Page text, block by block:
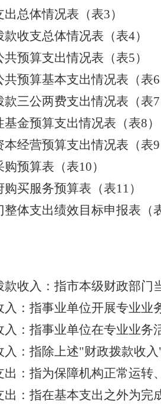
出总体情况表（表3）
款收支总体情况表（表4）
共预算支出情况表（表5）
共预算基本支出情况表（表6
款三公两费支出情况表（表7
基金预算支出情况表（表8）
本经营预算支出情况表（表9
购预算表（表10）
购买服务预算表（表11）
整体支出绩效目标申报表 （
款收入 ：指市本级财政部门
入 ：指事业单位开展专业
入 ：指事业单位在专业业
入 ：指除上述"财政拨款收入
出 ：指为保障机构正常运
出 ：指在基本支出之外为